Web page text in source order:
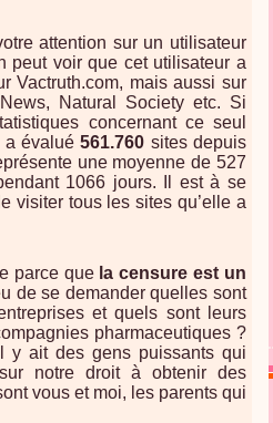
attention sur un utilisateur
peut voir que cet utilisateur a
Vactruth.com, mais aussi sur
Natural Society etc. Si
concernant ce seul
a évalué561.760 sites depuis
une moyenne de 527
1066 jours. Il est à se
visiter tous les sites qu’elle a
parce que la censure est un
de se demander quelles sont
et quels sont leurs
pharmaceutiques ?
y ait des gens puissants qui
notre droit à obtenir des
vous et moi, les parents qui